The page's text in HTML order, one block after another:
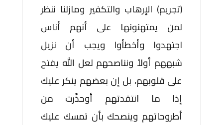
(تجريم) الإرهاب والتكفير ومازلنا ننظر
لمن يمتهنونها على أنهم أناس
اجتهدوا وأخطأوا ويجب أن نزيل
شبههم أولاً ونناصحهم لعل الله يفتح
على قلوبهم، بل إن بعضهم ينكر عليك
إذا ما انتقدتهم أوحذّرت من
أطروحاتهم وينصحك بأن تمسك عليك